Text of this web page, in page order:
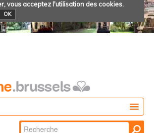
vous acceptez l'utilisation des cookies.
OK
Chercher par